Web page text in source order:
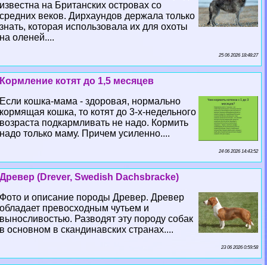
известна на Британских островах со
средних веков. Дирхаундов держала только
знать, которая использовала их для охоты
на оленей....
25 06 2026 18:48:27
Кормление котят до 1,5 месяцев
Если кошка-мама - здоровая, нормально
кормящая кошка, то котят до 3-х-недельного
возраста подкармливать не надо. Кормить
надо только маму. Причем усиленно....
24 06 2026 14:43:52
Древер (Drever, Swedish Dachsbracke)
Фото и описание породы Древер. Древер
обладает превосходным чутьем и
выносливостью. Разводят эту породу собак
в основном в скандинавских странах....
23 06 2026 0:59:58